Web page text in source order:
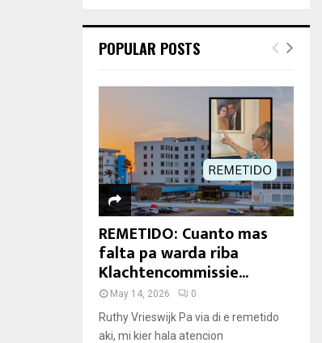
POPULAR POSTS
REMETIDO: Cuanto mas
falta pa warda riba
Klachtencommissie...
May 14, 2026 0
Ruthy Vrieswijk Pa via di e remetido
aki, mi kier hala atencion